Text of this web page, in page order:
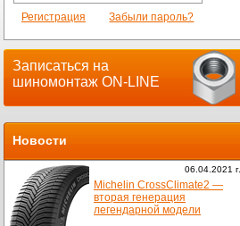
Регистрация Забыли пароль?
Записаться на
шиномонтаж ON-LINE
Новости
06.04.2021 г.
Michelin CrossClimate2 —
вторая генерация
легендарной модели